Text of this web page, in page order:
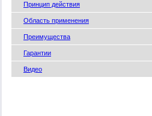
Принцип действия
Область применения
Преимущества
Гарантии
Видео